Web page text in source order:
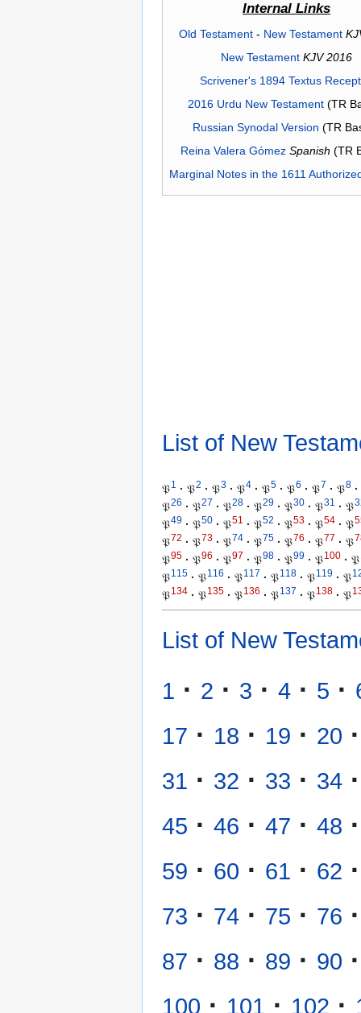
Internal Links
Old Testament- New Testament
New Testament KJV 2016
Scrivener's 1894 Textus
2016 Urdu New Testament(TR
Russian Synodal Version (TR
Reina Valera Gómez Spanish (TR
Marginal Notes in the 1611
List of New
𝔓1 · 𝔓2 · 𝔓3 · 𝔓4 · 𝔓5 · 𝔓6 · 𝔓7 · 𝔓8 ·
𝔓26 · 𝔓27 · 𝔓28 · 𝔓29 · 𝔓30 · 𝔓31 · 𝔓
𝔓49 · 𝔓50 · 𝔓51 · 𝔓52 · 𝔓53 · 𝔓54 · 𝔓
𝔓72 · 𝔓73 · 𝔓74 · 𝔓75 · 𝔓76 · 𝔓77 · 𝔓
𝔓95 · 𝔓96 · 𝔓97 · 𝔓98 · 𝔓99 · 𝔓100 · 𝔓
𝔓115 · 𝔓116 · 𝔓117 · 𝔓118 · 𝔓119 · 𝔓
𝔓134 · 𝔓135 · 𝔓136 · 𝔓137 · 𝔓138 · 𝔓
List of New
1 · 2 · 3 · 4 · 5 ·
17 · 18 · 19 · 20 ·
31 · 32 · 33 · 34 ·
45 · 46 · 47 · 48 ·
59 · 60 · 61 · 62 ·
73 · 74 · 75 · 76 ·
87 · 88 · 89 · 90 ·
100 · 101 · 102 ·